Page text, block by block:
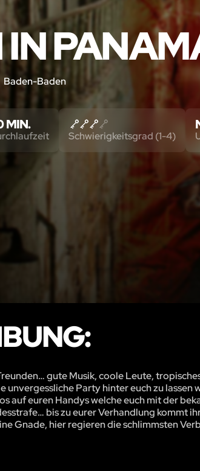
IN
Baden-Baden
MIN.
Schwierigkeitsgrad (1-4)
gute Musik, coole Leute,
unvergessliche Party hinter euch zu
auf euren Handys welche euch mit der
bis zu eurer Verhandlung kommt
Gnade, hier regieren die schlimmsten